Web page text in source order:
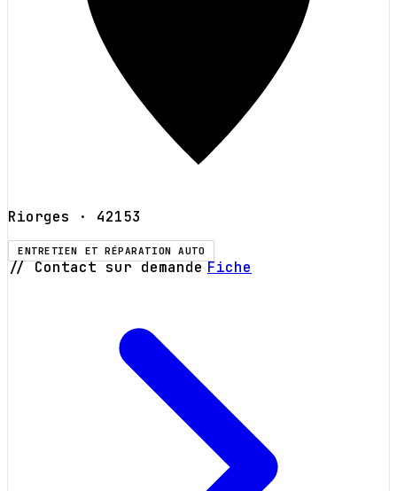
Riorges · 42153
ENTRETIEN ET RÉPARATION AUTO
// Contact sur demande Fiche